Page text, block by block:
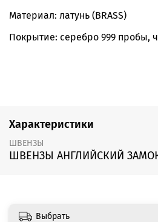
Материал: латунь (BRASS)
Покрытие: серебро 999 пробы,
Характеристики
ШВЕНЗЫ
ШВЕНЗЫ АНГЛИЙСКИЙ
Выбрать